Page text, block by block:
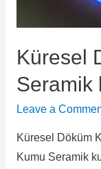
Küresel
Seramik
Leave a
Küresel Döküm
Kumu Seramik